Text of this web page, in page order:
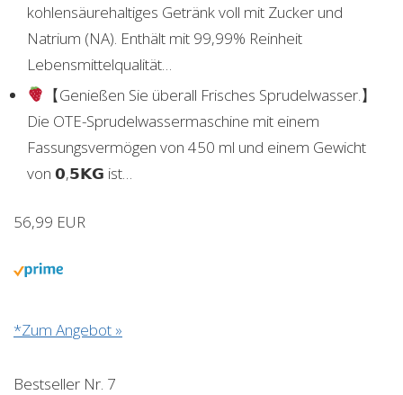
kohlensäurehaltiges Getränk voll mit Zucker und
Natrium (NA). Enthält mit 99,99% Reinheit
Lebensmittelqualität…
【Genießen Sie überall Frisches Sprudelwasser.】
Die OTE-Sprudelwassermaschine mit einem
Fassungsvermögen von 450 ml und einem Gewicht
von 𝟬,𝟱𝗞𝗚 ist…
56,99 EUR
*Zum Angebot »
Bestseller Nr. 7